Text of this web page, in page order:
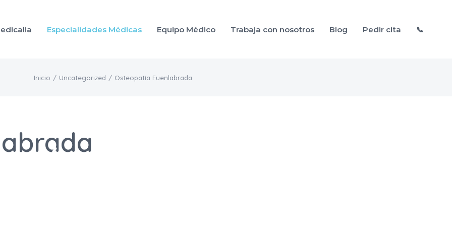
Especialidades Médicas Equipo Médico Trabaja con nosotros Blog Pedir cita 📞
Inicio / Uncategorized / Osteopatía Fuenlabrada
en Fuenlabrada